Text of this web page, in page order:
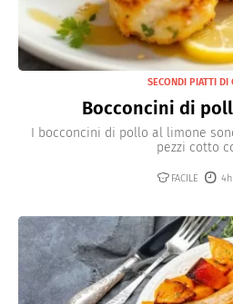
SECONDI PIATTI DI
Bocconcini di
I bocconcini di pollo al limone
pezzi cotto
FACILE